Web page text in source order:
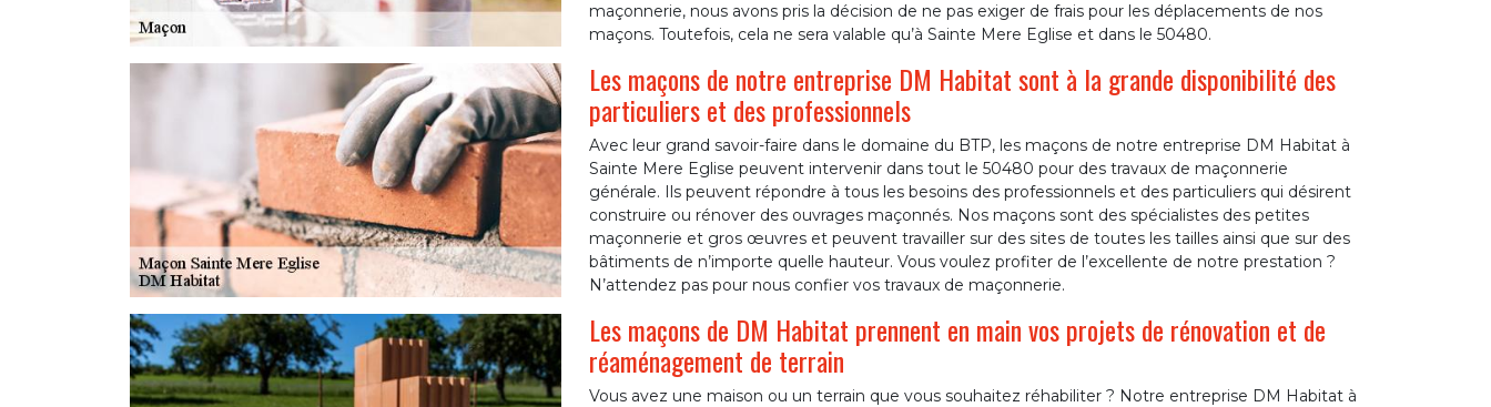
maçonnerie, nous avons pris la décision de ne pas exiger de frais pour les déplacements de nos
maçons. Toutefois, cela ne sera valable qu’à Sainte Mere Eglise et dans le 50480.
Les maçons de notre entreprise DM Habitat sont à la grande disponibilité des
particuliers et des professionnels
Avec leur grand savoir-faire dans le domaine du BTP, les maçons de notre entreprise DM Habitat à
Sainte Mere Eglise peuvent intervenir dans tout le 50480 pour des travaux de maçonnerie
générale. Ils peuvent répondre à tous les besoins des professionnels et des particuliers qui désirent
construire ou rénover des ouvrages maçonnés. Nos maçons sont des spécialistes des petites
maçonnerie et gros œuvres et peuvent travailler sur des sites de toutes les tailles ainsi que sur des
bâtiments de n’importe quelle hauteur. Vous voulez profiter de l’excellente de notre prestation ?
N’attendez pas pour nous confier vos travaux de maçonnerie.
Les maçons de DM Habitat prennent en main vos projets de rénovation et de
réaménagement de terrain
Vous avez une maison ou un terrain que vous souhaitez réhabiliter ? Notre entreprise DM Habitat à